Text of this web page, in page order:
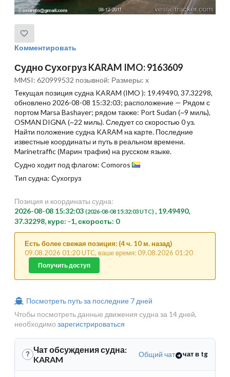
Комментировать
Судно Сухогруз KARAM IMO: 9163609
MMSI: 620999532 позывной: Размеры: x
Текущая позиция судна KARAM (IMO ): 19.49490, 37.32298,
обновлено 2026-08-08 15:32:03; расположение — Рядом с
портом Marsa Bashayer; рядом также: Port Sudan (~9 миль),
OSMAN DIGNA (~22 миль). Следует со скоростью 0 уз.
Найти положение судна KARAM на карте. Последние
известные координаты и путь в реальном времени.
Marinetraffic (Марин трафик) на русском языке.
Судно ходит под флагом: Comoros
Тип судна: Сухогруз
Позиция и координаты судна:
2026-08-08 15:32:03 (2026-08-08 15:32:03 UTC) , 19.49490,
37.32298, курс: -1, скорость: 0
Есть более свежая позиция: (4 ч. 10 м. назад)
09.08.2026 01:20 UTC, ваше время: 09.08.2026 01:20
Получить доступ
Посмотреть путь за последние 7 дней
Чтобы посмотреть данные движения судна за 14 дней,
необходимо зарегистрироваться
? Чат обсуждения судна:
KARAM
Общий чат чат в tg